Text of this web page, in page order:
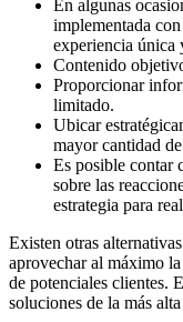
En algunas
implementada
experiencia única
Contenido
Proporcionar
limitado.
Ubicar
mayor cantidad
Es posible contar
sobre las
estrategia para
Existen otras
aprovechar al máximo
de potenciales clientes.
soluciones de la más